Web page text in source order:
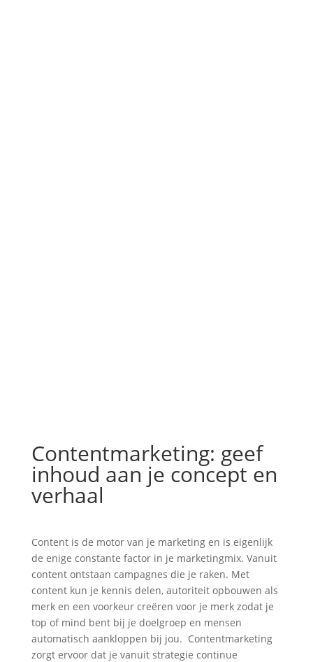
Contentmarketing: geef
inhoud aan je concept en
verhaal
Content is de motor van je marketing en is eigenlijk
de enige constante factor in je marketingmix. Vanuit
content ontstaan campagnes die je raken. Met
content kun je kennis delen, autoriteit opbouwen als
merk en een voorkeur creëren voor je merk zodat je
top of mind bent bij je doelgroep en mensen
automatisch aankloppen bij jou. Contentmarketing
zorgt ervoor dat je vanuit strategie continue